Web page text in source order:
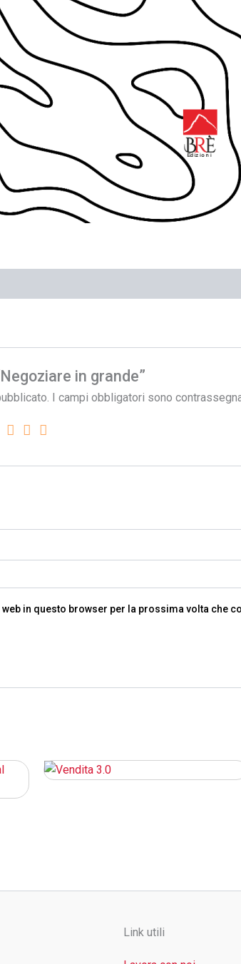
in grande”
I campi obbligatori sono
in questo browser per la prossima volta che
Link utili